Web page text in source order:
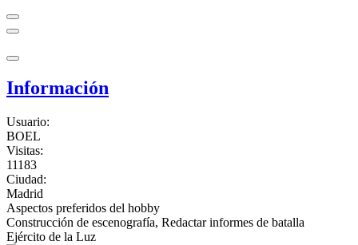
Información
Usuario:
BOEL
Visitas:
11183
Ciudad:
Madrid
Aspectos preferidos del hobby
Construcción de escenografía, Redactar informes de batalla
Ejército de la Luz